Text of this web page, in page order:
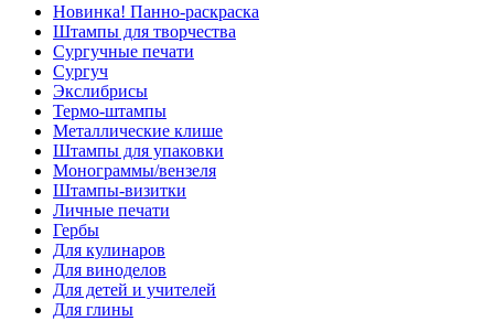
Новинка! Панно-раскраска
Штампы для творчества
Сургучные печати
Сургуч
Экслибрисы
Термо-штампы
Металлические клише
Штампы для упаковки
Монограммы/вензеля
Штампы-визитки
Личные печати
Гербы
Для кулинаров
Для виноделов
Для детей и учителей
Для глины